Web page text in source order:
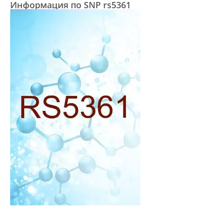
Информация по SNP rs5361